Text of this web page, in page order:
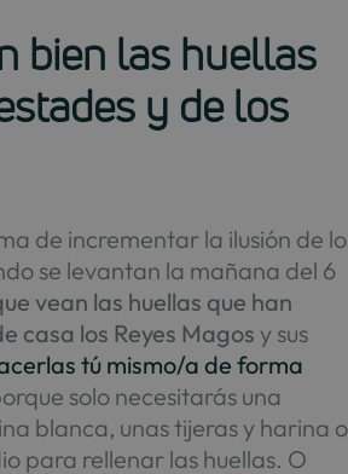
bien las huellas
y de los
de incrementar la ilusión de
se levantan la mañana del 6
vean las huellas que han
casa los Reyes Magos y sus
tú mismo/a de forma
solo necesitarás una
blanca, unas tijeras y harina o
para rellenar las huellas. O